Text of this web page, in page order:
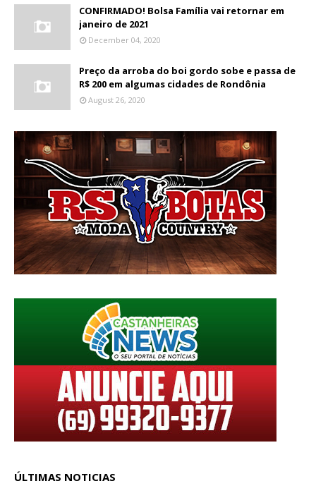
CONFIRMADO! Bolsa Família vai retornar em
janeiro de 2021
December 04, 2020
Preço da arroba do boi gordo sobe e passa de
R$ 200 em algumas cidades de Rondônia
August 26, 2020
ÚLTIMAS NOTICIAS